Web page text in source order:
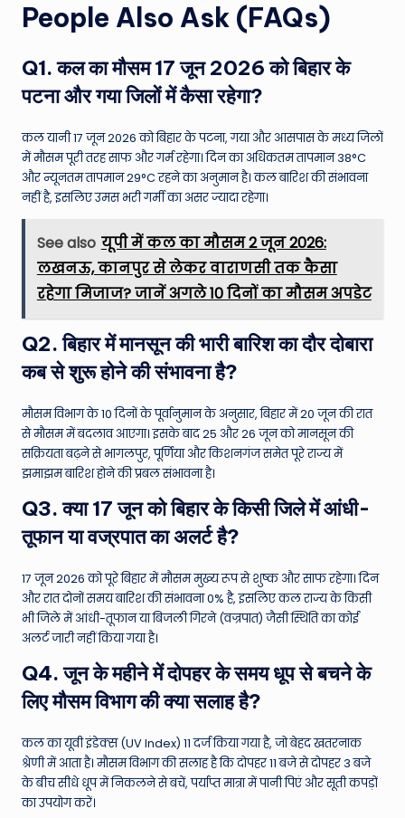
People Also Ask (FAQs)
Q1. कल का मौसम 17 जून 2026 को बिहार के
पटना और गया जिलों में कैसा रहेगा?
कल यानी 17 जून 2026 को बिहार के पटना, गया और आसपास के मध्य जिलों
में मौसम पूरी तरह साफ और गर्म रहेगा। दिन का अधिकतम तापमान 38°C
और न्यूनतम तापमान 29°C रहने का अनुमान है। कल बारिश की संभावना
नहीं है, इसलिए उमस भरी गर्मी का असर ज्यादा रहेगा।
See also यूपी में कल का मौसम 2 जून 2026:
लखनऊ, कानपुर से लेकर वाराणसी तक कैसा
रहेगा मिजाज? जानें अगले 10 दिनों का मौसम अपडेट
Q2. बिहार में मानसून की भारी बारिश का दौर दोबारा
कब से शुरू होने की संभावना है?
मौसम विभाग के 10 दिनों के पूर्वानुमान के अनुसार, बिहार में 20 जून की रात
से मौसम में बदलाव आएगा। इसके बाद 25 और 26 जून को मानसून की
सक्रियता बढ़ने से भागलपुर, पूर्णिया और किशनगंज समेत पूरे राज्य में
झमाझम बारिश होने की प्रबल संभावना है।
Q3. क्या 17 जून को बिहार के किसी जिले में आंधी-
तूफान या वज्रपात का अलर्ट है?
17 जून 2026 को पूरे बिहार में मौसम मुख्य रूप से शुष्क और साफ रहेगा। दिन
और रात दोनों समय बारिश की संभावना 0% है, इसलिए कल राज्य के किसी
भी जिले में आंधी-तूफान या बिजली गिरने (वज्रपात) जैसी स्थिति का कोई
अलर्ट जारी नहीं किया गया है।
Q4. जून के महीने में दोपहर के समय धूप से बचने के
लिए मौसम विभाग की क्या सलाह है?
कल का यूवी इंडेक्स (UV Index) 11 दर्ज किया गया है, जो बेहद खतरनाक
श्रेणी में आता है। मौसम विभाग की सलाह है कि दोपहर 11 बजे से दोपहर 3 बजे
के बीच सीधे धूप में निकलने से बचें, पर्याप्त मात्रा में पानी पिएं और सूती कपड़ों
का उपयोग करें।